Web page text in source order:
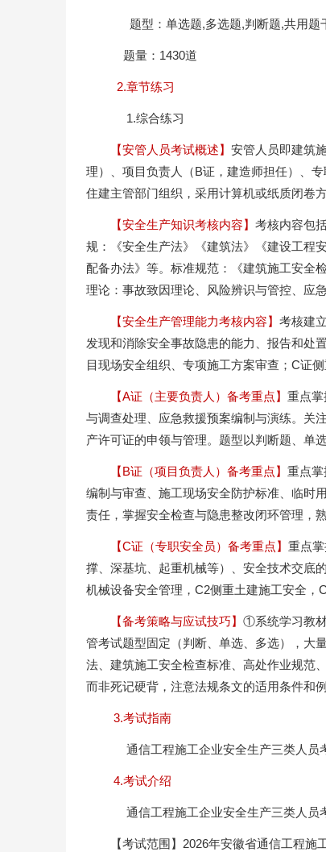
题型：单选题,多选题,判断题,共用题
题量：1430道
2.章节练习
1.综合练习
【安管人员考试概述】 安管人员即建筑
理）、项目负责人（B证，建造师担任）、
住建主管部门组织，采用计算机或纸质闭卷
【安全生产知识考核内容】 考核内容包
规：《安全生产法》《建筑法》《建设工程
配备办法》等。标准规范：《建筑施工安全
理论：事故致因理论、风险辨识与管控、应
【安全生产管理能力考核内容】 考核建
发现和消除安全事故隐患的能力、报告和处
目现场安全组织、专项施工方案审查；C证
【A证（主要负责人）备考重点】 重点
与调查处理、应急救援预案编制与演练。关
产许可证的申领与管理。题型以判断题、单
【B证（项目负责人）备考重点】 重点
编制与审查、施工现场安全防护标准、临时
责任，掌握安全检查与隐患整改闭环管理，
【C证（专职安全员）备考重点】 重点
撑、深基坑、起重机械等）、安全技术交底
机械设备安全管理，C2侧重土建施工安全，
【备考策略与应试技巧】 ①系统学习教
管考试题型固定（判断、单选、多选），大
法、建筑施工安全检查标准、高处作业规范
而非死记硬背，注意法规条文的适用条件和
3.考试指南
通信工程施工企业安全生产三类人员
4.考试介绍
通信工程施工企业安全生产三类人员
【考试范围】2026年安徽省通信工程